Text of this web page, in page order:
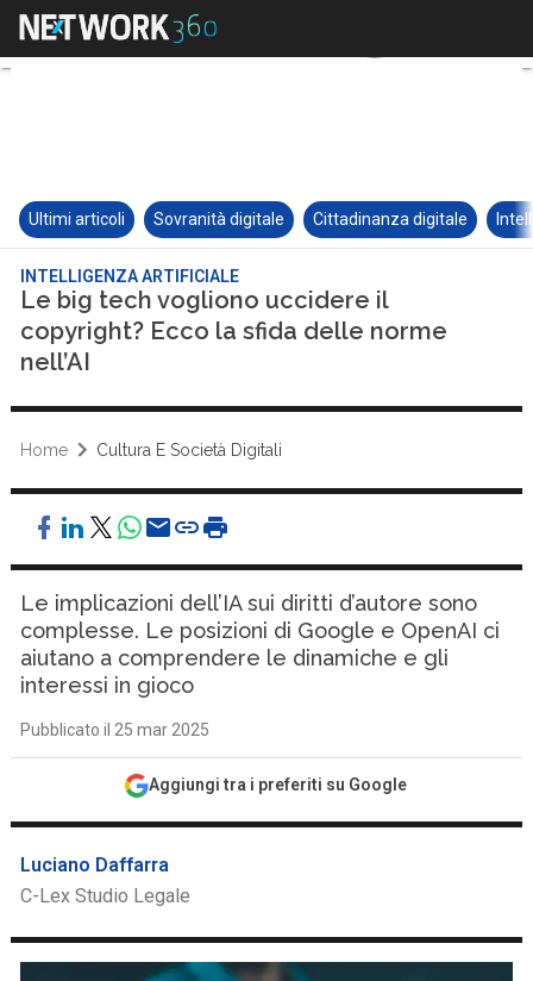
Ultimi articoli Sovranità digitale Cittadinanza digitale
INTELLIGENZA ARTIFICIALE
Le big tech vogliono uccidere il
copyright? Ecco la sfida delle norme
nell’AI
Home Cultura E Società Digitali
Le implicazioni dell’IA sui diritti d’autore sono
complesse. Le posizioni di Google e OpenAI ci
aiutano a comprendere le dinamiche e gli
interessi in gioco
Pubblicato il 25 mar 2025
Aggiungi tra i preferiti su Google
Luciano Daffarra
C-Lex Studio Legale